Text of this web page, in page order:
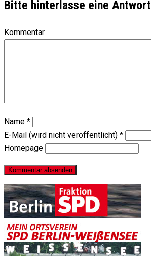
Bitte hinterlasse eine Antwort
Kommentar
Name *
E-Mail (wird nicht veröffentlicht) *
Homepage